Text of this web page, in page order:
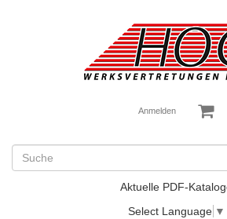
Anmelden
Aktuelle PDF-
Select Language ▼